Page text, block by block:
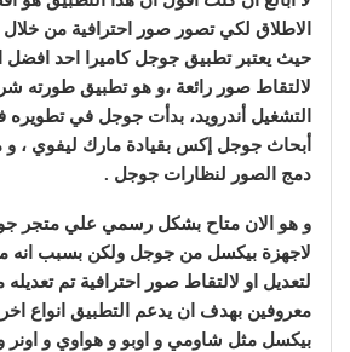
الاطلاق لكي تصور صور احترافية من
حيث يعتبر تطبيق جوجل كاميرا احد افضل
لالتقاط صور رائعة ،و هو تطبيق طورته
أبحاث جوجل إكس بقيادة مارك ليفوي ، و
دمج الصور لنظارات جوجل .
و هو الان متاح بشكل رسمي علي متجر
لاجهزة بيكسل من جوجل ولكن بسبب انه
لتعديل او لالتقاط صور احترافية تم
معروفين بهدف ان يدعم التطبيق انواع
بيكسل مثل شاومي و اوبو و هواوي و اونر